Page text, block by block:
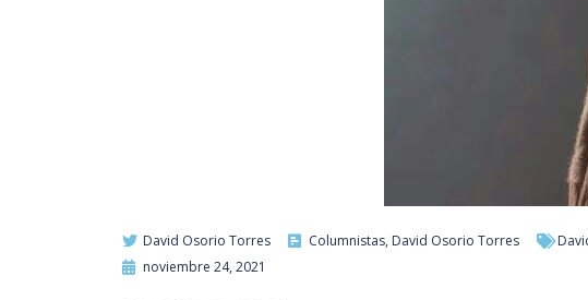
David Osorio Torres Columnistas, David Osorio Torres
noviembre 24, 2021